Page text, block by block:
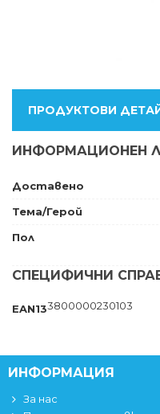
ПРОДУКТОВИ
ИНФОРМАЦИОНЕН
Доставено
Тема/Герой
Пол
СПЕЦИФИЧНИ
EAN133800000230103
ИНФОРМАЦИЯ
За нас